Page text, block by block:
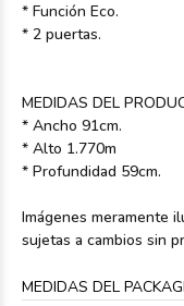
* Función Eco.
* 2 puertas.
MEDIDAS DEL
* Ancho 91cm.
* Alto 1.770m
* Profundidad 59cm.
Imágenes meramente
sujetas a cambios sin
MEDIDAS DEL